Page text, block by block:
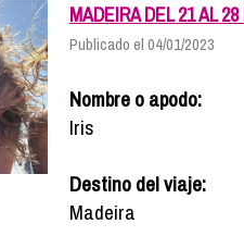
MADEIRA DEL 21 AL
Publicado el 04/01/2023
Nombre o apodo:
Iris
Destino del viaje:
Madeira